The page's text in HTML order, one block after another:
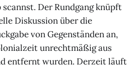
Der Rundgang knüpft
Diskussion über die
von Gegenständen an,
unrechtmäßig aus
entfernt wurden. Derzeit läuft